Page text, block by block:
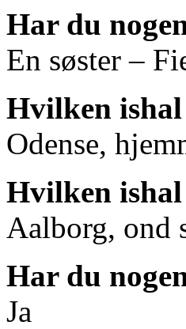
Har du
En søster –
Hvilken
Odense,
Hvilken
Aalborg, ond
Har du
Ja